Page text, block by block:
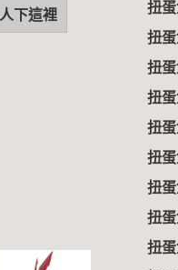
下這裡 扭
扭
扭
扭
扭
扭
扭蛋
扭
扭